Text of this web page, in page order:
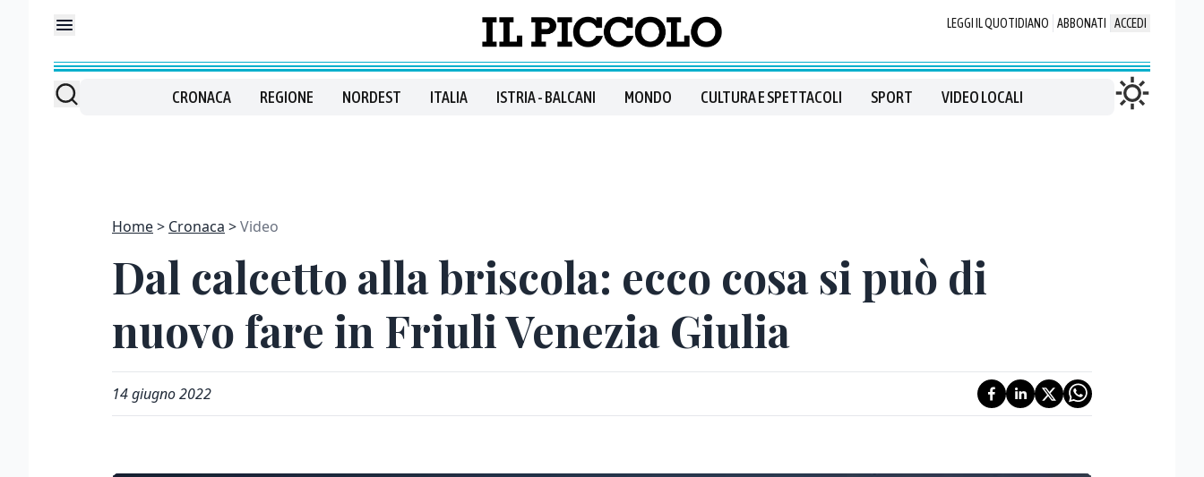
LEGGI IL QUOTIDIANO ABBONATI ACCEDI
CRONACA REGIONE NORDEST ITALIA ISTRIA - BALCANI MONDO CULTURA E SPETTACOLI SPORT VIDEO LOCALI
Home Cronaca Video
Dal calcetto alla briscola: ecco cosa si può di
nuovo fare in Friuli Venezia Giulia
14 giugno 2022